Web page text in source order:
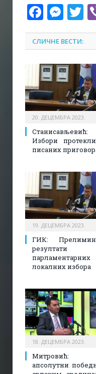
СЛИЧНЕ ВЕСТИ:
20. ДЕЦЕМБРА 2023.
Станисављевић:
Избори
писаних
19. ДЕЦЕМБРА 2023.
ГИК:
резултати
локалних избора
18. ДЕЦЕМБРА 2023.
Митровић:
апсолутни